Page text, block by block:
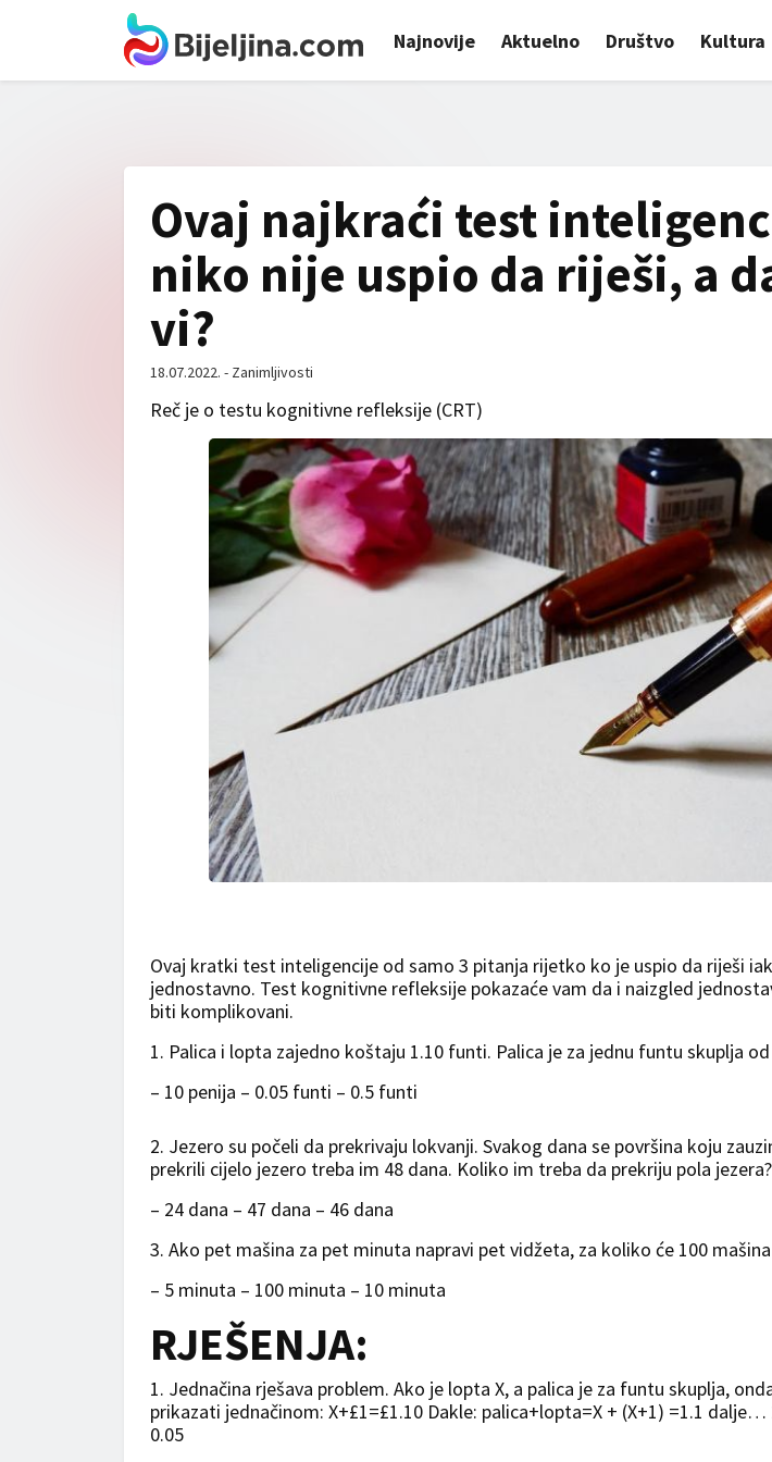
Najnovije Aktuelno Društvo Kultura
Ovaj najkraći test
niko nije uspio da riješi, a
vi?
18.07.2022. - Zanimljivosti
Reč je o testu kognitivne refleksije (CRT)
Ovaj kratki test inteligencije od samo 3 pitanja rijetko ko je uspio da riješi
jednostavno. Test kognitivne refleksije pokazaće vam da i naizgled
biti komplikovani.
1. Palica i lopta zajedno koštaju 1.10 funti. Palica je za jednu funtu skuplja
– 10 penija – 0.05 funti – 0.5 funti
2. Jezero su počeli da prekrivaju lokvanji. Svakog dana se površina koju
prekrili cijelo jezero treba im 48 dana. Koliko im treba da prekriju pola jezera?
– 24 dana – 47 dana – 46 dana
3. Ako pet mašina za pet minuta napravi pet vidžeta, za koliko će 100
– 5 minuta – 100 minuta – 10 minuta
RJEŠENJA:
1. Jednačina rješava problem. Ako je lopta X, a palica je za funtu skuplja,
prikazati jednačinom: X+£1=£1.10 Dakle: palica+lopta=X + (X+1) =1.1
0.05